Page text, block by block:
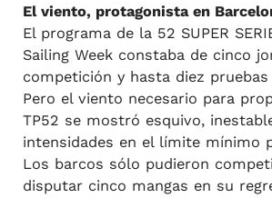
El viento, protagonista en
El programa de la 52 SUPER
Sailing Week constaba de cinco
competición y hasta diez
Pero el viento necesario para
TP52 se mostró esquivo,
intensidades en el límite mínimo
Los barcos sólo pudieron
disputar cinco mangas en su